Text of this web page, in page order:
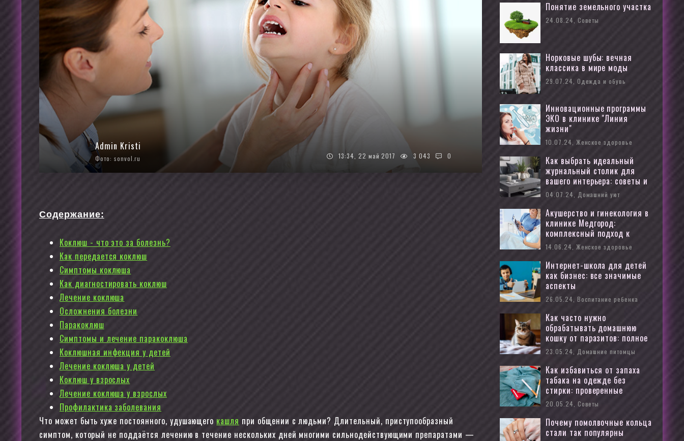
Admin Kristi
Фото: sonvol.ru 13:34, 22 май 2017 3 043 0
Содержание:
Коклюш - что это за болезнь?
Как передается коклюш
Симптомы коклюша
Как диагностировать коклюш
Лечение коклюша
Осложнения болезни
Паракоклюш
Симптомы и лечение паракоклюша
Коклюшная инфекция у детей
Лечение коклюша у детей
Коклюш у взрослых
Лечение коклюша у взрослых
Профилактика заболевания
Что может быть хуже постоянного, удушающего кашля при общении с людьми? Длительный, приступообразный
симптом, который не поддаётся лечению в течение нескольких дней многими сильнодействующими препаратами —
Понятие земельного участка
24.08.24, Cоветы
Норковые шубы: вечная
классика в мире моды
29.07.24, Одежда и обувь
Инновационные программы
ЭКО в клинике "Линия
жизни"
10.07.24, Женское здоровье
Как выбрать идеальный
журнальный столик для
вашего интерьера: советы и
рекомендации
04.07.24, Домашний уют
Акушерство и гинекология в
клинике Медгород:
комплексный подход к
женскому здоровью
14.06.24, Женское здоровье
Интернет-школа для детей
как бизнес: все значимые
аспекты
26.05.24, Воспитание ребенка
Как часто нужно
обрабатывать домашнюю
кошку от паразитов: полное
руководство
23.05.24, Домашние питомцы
Как избавиться от запаха
табака на одежде без
стирки: проверенные
методы и советы
20.05.24, Советы
Почему помолвочные кольца
стали так популярны